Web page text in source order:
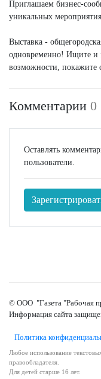
Приглашаем бизнес-
уникальных
Выставка -
одновременно! Ищите и
возможности, покажите
Комментарии 0
Оставлять
пользователи.
© ООО "Газета "Рабочая
Информация сайта
Политика
Любое использование
правообладателя.
Для детей старше 16 лет.